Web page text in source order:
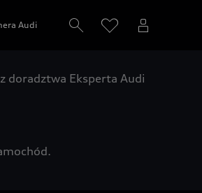
Audi
doradztwa Eksperta Audi